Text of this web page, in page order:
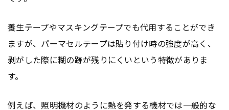
養生テープやマスキングテープでも代用することができ
ますが、パーマセルテープは貼り付け時の強度が高く、
剥がした際に糊の跡が残りにくいという特徴がありま
す。
例えば、照明機材のように熱を発する機材では一般的な